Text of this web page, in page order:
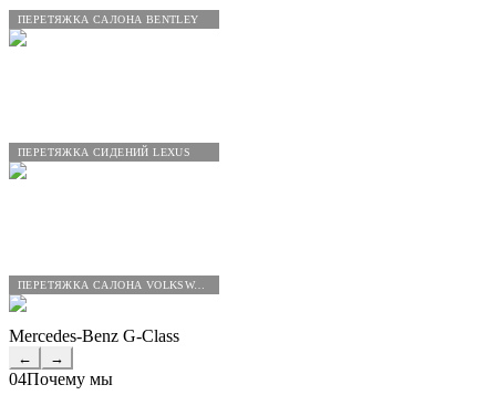
ПЕРЕТЯЖКА САЛОНА BENTLEY
ПЕРЕТЯЖКА СИДЕНИЙ LEXUS
ПЕРЕТЯЖКА САЛОНА VOLKSWAGEN
Mercedes-Benz G-Class
← →
04Почему мы